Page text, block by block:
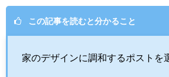
この記事を読むと分かること
家のデザインに調和するポストを